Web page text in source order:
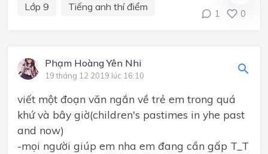
Lớp 9 Tiếng anh thí điểm
1 0
Phạm Hoàng Yên Nhi
19 tháng 12 2019 lúc 16:10
viết một đoạn văn ngắn về trẻ em trong quá
khứ và bây giờ(children's pastimes in yhe past
and now)
-mọi người giúp em nha em đang cần gấp T_T